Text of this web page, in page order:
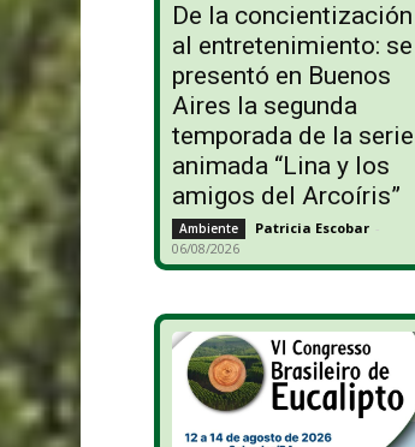
De la concientización
al entretenimiento: se
presentó en Buenos
Aires la segunda
temporada de la serie
animada “Lina y los
amigos del Arcoíris”
Ambiente Patricia Escobar -
06/08/2026